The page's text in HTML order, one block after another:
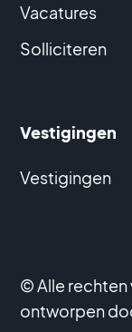
Vacatures
Solliciteren
Vestigingen
Vestigingen
© Alle
ontworpen